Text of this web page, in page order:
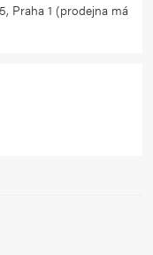
Praha 1 (prodejna má